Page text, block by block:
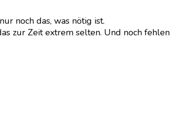
noch das, was nötig ist.
zur Zeit extrem selten. Und noch fehlen